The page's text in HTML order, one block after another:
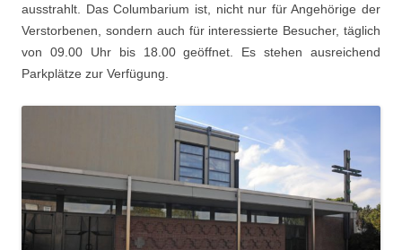
ausstrahlt. Das Columbarium ist, nicht nur für Angehörige der
Verstorbenen, sondern auch für interessierte Besucher, täglich
von 09.00 Uhr bis 18.00 geöffnet. Es stehen ausreichend
Parkplätze zur Verfügung.